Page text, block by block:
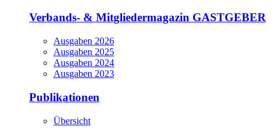
Verbands- & Mitgliedermagazin GASTGEBER
Ausgaben 2026
Ausgaben 2025
Ausgaben 2024
Ausgaben 2023
Publikationen
Übersicht